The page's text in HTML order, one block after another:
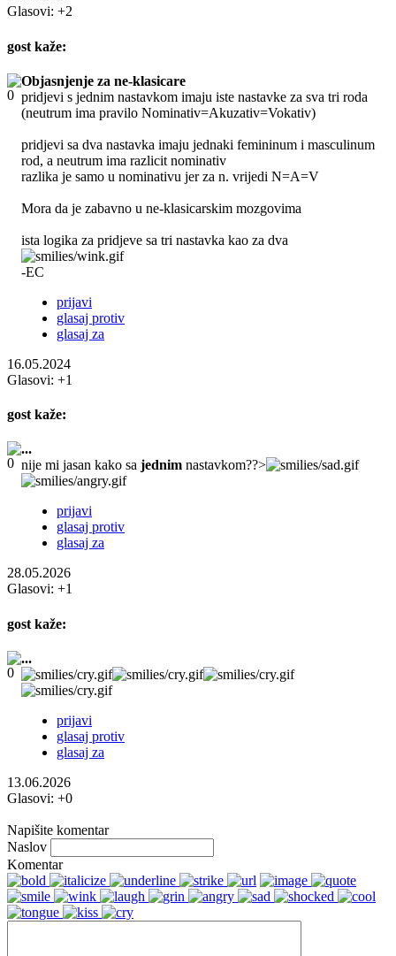
Glasovi: +2
gost kaže:
Objasnjenje za ne-klasicare
pridjevi s jednim nastavkom imaju iste nastavke za sva tri roda
(neutrum ima pravilo Nominativ=Akuzativ=Vokativ)
pridjevi sa dva nastavka imaju jednaki femininum i masculinum
rod, a neutrum ima razlicit nominativ
razlika je samo u nominativu jer za n. vrijedi N=A=V
Mora da je zabavno u ne-klasicarskim mozgovima
ista logika za pridjeve sa tri nastavka kao za dva
-EC
prijavi
glasaj protiv
glasaj za
16.05.2024
Glasovi: +1
gost kaže:
...
nije mi jasan kako sa jednim nastavkom??>
prijavi
glasaj protiv
glasaj za
28.05.2026
Glasovi: +1
gost kaže:
...
prijavi
glasaj protiv
glasaj za
13.06.2026
Glasovi: +0
Napišite komentar
Naslov
Komentar